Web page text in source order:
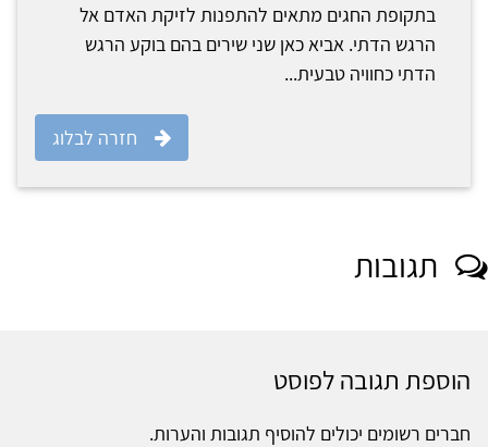
בתקופת החגים מתאים להתפנות לזיקת האדם אל
הרגש הדתי. אביא כאן שני שירים בהם בוקע הרגש
הדתי כחוויה טבעית...
חזרה לבלוג
תגובות
הוספת תגובה לפוסט
חברים רשומים יכולים להוסיף תגובות והערות.